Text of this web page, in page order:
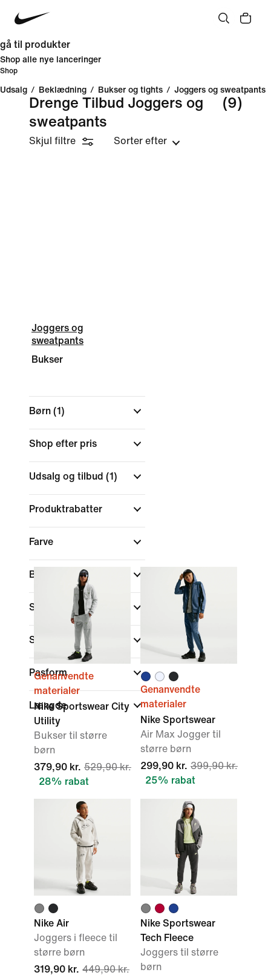
gå til produkter
Shop alle nye lanceringer
Shop
Udsalg / Beklædning / Bukser og tights / Joggers og sweatpants
Drenge Tilbud Joggers og
sweatpants
(9)
Skjul filtre Sorter efter
Joggers og
sweatpants
Bukser
Børn (1)
Shop efter pris
Udsalg og tilbud (1)
Produktrabatter
Farve
Barnets alder
Størrelser
Sports
Pasform
Længde
Genanvendte
materialer
Nike Sportswear City
Utility
Bukser til større
børn
379,90 kr. 529,90 kr.
28% rabat
Genanvendte
materialer
Nike Sportswear
Air Max Jogger til
større børn
299,90 kr. 399,90 kr.
25% rabat
Nike Air
Joggers i fleece til
større børn
319,90 kr. 449,90 kr.
Nike Sportswear
Tech Fleece
Joggers til større
børn